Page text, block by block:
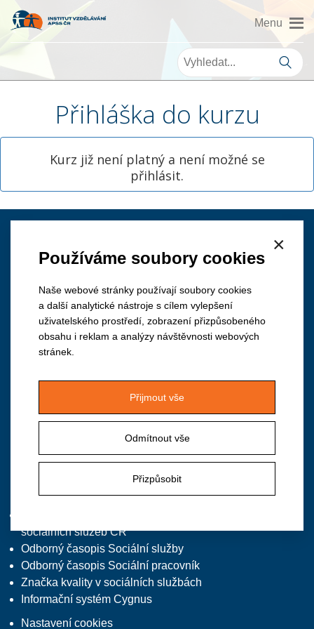
×
Používáme soubory cookies
Naše webové stránky používají soubory cookies
a další analytické nástroje s cílem vylepšení
uživatelského prostředí, zobrazení přizpůsobeného
obsahu i reklam a analýzy návštěvnosti webových
stránek.
Přijmout vše
Odmítnout vše
Přizpůsobit
Přihláška do kurzu
Kurz již není platný a není možné se
přihlásit.
Kontakt
T/F: +420 381 213 332, předvolba 2
E:institut@apsscr.cz
www.institutvzdelavani.cz
Zajímavé odkazy
sociálních služeb ČR
Odborný časopis Sociální služby
Odborný časopis Sociální pracovník
Značka kvality v sociálních službách
Informační systém Cygnus
Nastavení cookies